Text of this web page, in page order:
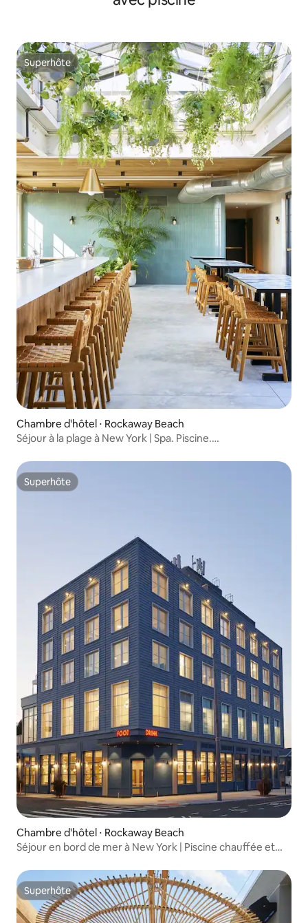
Superhôte
Superhôte
Chambre d'hôtel ⋅ Rockaway Beach
Séjour à la plage à New York | Spa. Piscine.
Superhôte
Superhôte
Chambre d'hôtel ⋅ Rockaway Beach
Séjour en bord de mer à New York | Piscine chauffée et
Superhôte
Superhôte